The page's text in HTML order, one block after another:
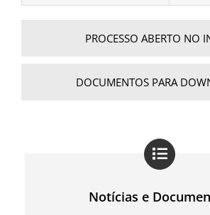
PROCESSO ABERTO NO
DOCUMENTOS PARA
Notícias e